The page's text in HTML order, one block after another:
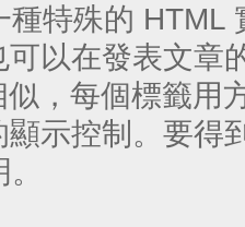
種特殊的 HTML
可以在發表文章
似，每個標籤用
顯示控制。要得